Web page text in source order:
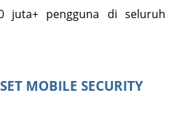
juta+ pengguna di seluruh
MOBILE SECURITY